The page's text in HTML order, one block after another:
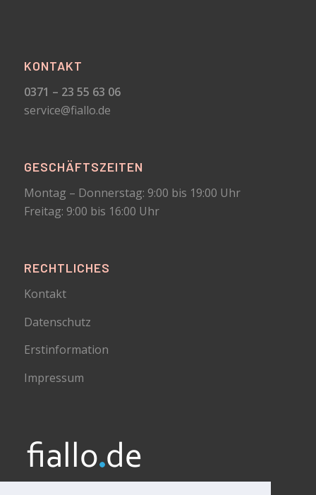
KONTAKT
0371 – 23 55 63 06
service@fiallo.de
GESCHÄFTSZEITEN
Montag – Donnerstag: 9:00 bis 19:00 Uhr
Freitag: 9:00 bis 16:00 Uhr
RECHTLICHES
Kontakt
Datenschutz
Erstinformation
Impressum